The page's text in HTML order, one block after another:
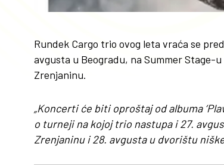
Rundek Cargo trio ovog leta vraća se
avgusta u Beogradu, na Summer Stage-
Zrenjaninu.
„Koncerti će biti oproštaj od albuma
o turneji na kojoj trio nastupa i 27.
Zrenjaninu i 28. avgusta u dvorištu niške